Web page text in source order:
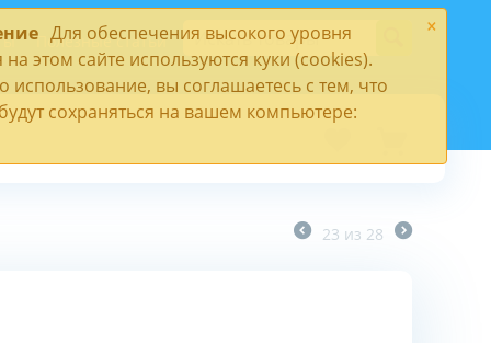
×
Для обеспечения высокого уровня
этом сайте используются куки (cookies).
использование, вы соглашаетесь с тем, что
сохраняться на вашем компьютере:
Полезные статьи
23 из 28